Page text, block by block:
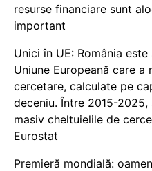
resurse financiare sunt
important
Unici în UE: România
Uniune Europeană care a
cercetare, calculate pe
deceniu. Între 2015-
masiv cheltuielile de
Eurostat
Premieră mondială: